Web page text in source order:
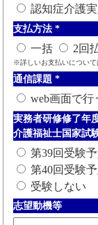
認知症介護
支払方法 *
一括 2回
※詳しいお支払いについて
通信課題 *
web画面で行
実務者研修修了年
介護福祉士国家試
第39回受験
第40回受験
受験しない
志望動機等